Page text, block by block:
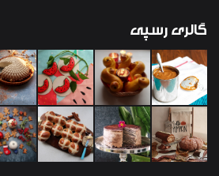
گالریرسپی